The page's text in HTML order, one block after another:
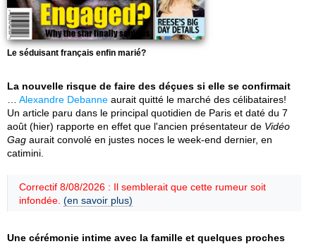
Le séduisant français enfin marié?
La nouvelle risque de faire des déçues si elle se confirmait
Alexandre Debanne aurait quitté le marché des célibataires!
Un article paru dans le principal quotidien de Paris et daté du 7
août (hier) rapporte en effet que l'ancien présentateur de Vidéo
Gag aurait convolé en justes noces le week-end dernier, en
catimini.
Correctif 8/08/2026 : Il semblerait que cette rumeur soit
infondée. (en savoir plus)
Une cérémonie intime avec la famille et quelques proches